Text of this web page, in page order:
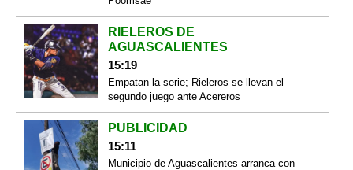
RIELEROS DE
AGUASCALIENTES
15:19
Empatan la serie; Rieleros se llevan el
segundo juego ante Acereros
PUBLICIDAD
15:11
Municipio de Aguascalientes arranca con